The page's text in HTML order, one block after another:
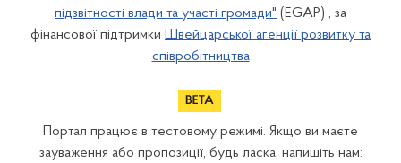
підзвітності влади та участі громади" (EGAP) , за
фінансової підтримки Швейцарської агенції розвитку та
співробітництва
Портал працює в тестовому режимі. Якщо ви маєте
зауваження або пропозиції, будь ласка, напишіть нам: